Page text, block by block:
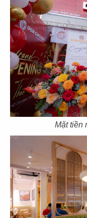
Mặt tiền
109
DON CHICKEN
CN Điện Biên Phủ - Q.BT
THAI MARKET
CN Phan Xích Long